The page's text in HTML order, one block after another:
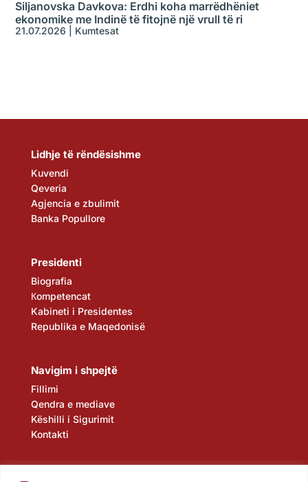
Siljanovska Davkova: Erdhi koha marrëdhëniet
ekonomike me Indinë të fitojnë një vrull të ri
21.07.2026 Kumtesat
Lidhje të rëndësishme
Kuvendi
Qeveria
Agjencia e zbulimit
Banka Popullore
Presidenti
Biografia
Кompetencat
Kabineti i Presidentes
Republika e Maqedonisë
Navigim i shpejtë
Fillimi
Qendra e mediave
Këshilli i Sigurimit
Kontakti